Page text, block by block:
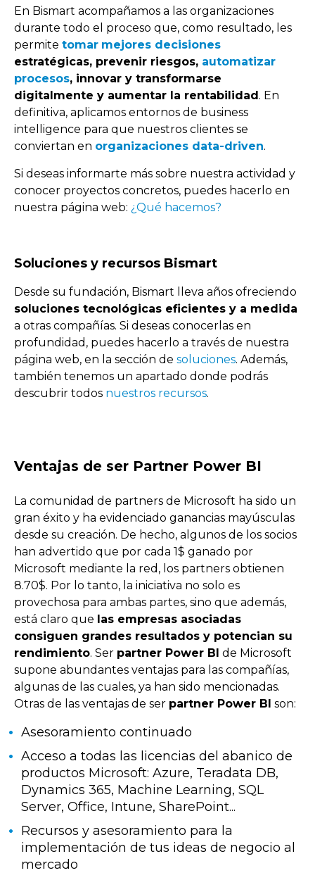
En Bismart acompañamos a las organizaciones
durante todo el proceso que, como resultado, les
permite tomar mejores decisiones
estratégicas, prevenir riesgos, automatizar
procesos, innovar y transformarse
digitalmente y aumentar la rentabilidad. En
definitiva, aplicamos entornos de business
intelligence para que nuestros clientes se
conviertan en organizaciones data-driven.
Si deseas informarte más sobre nuestra actividad y
conocer proyectos concretos, puedes hacerlo en
nuestra página web: ¿Qué hacemos?
Soluciones y recursos Bismart
Desde su fundación, Bismart lleva años ofreciendo
soluciones tecnológicas eficientes y a medida
a otras compañías. Si deseas conocerlas en
profundidad, puedes hacerlo a través de nuestra
página web, en la sección de soluciones. Además,
también tenemos un apartado donde podrás
descubrir todos nuestros recursos.
Ventajas de ser Partner Power BI
La comunidad de partners de Microsoft ha sido un
gran éxito y ha evidenciado ganancias mayúsculas
desde su creación. De hecho, algunos de los socios
han advertido que por cada 1$ ganado por
Microsoft mediante la red, los partners obtienen
8.70$. Por lo tanto, la iniciativa no solo es
provechosa para ambas partes, sino que además,
está claro que las empresas asociadas
consiguen grandes resultados y potencian su
rendimiento. Ser partner Power BI de Microsoft
supone abundantes ventajas para las compañías,
algunas de las cuales, ya han sido mencionadas.
Otras de las ventajas de ser partner Power BI son:
Asesoramiento continuado
Acceso a todas las licencias del abanico de
productos Microsoft: Azure, Teradata DB,
Dynamics 365, Machine Learning, SQL
Server, Office, Intune, SharePoint...
Recursos y asesoramiento para la
implementación de tus ideas de negocio al
mercado